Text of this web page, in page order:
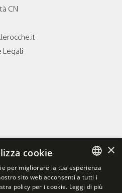
CN
Legali
ITALIAN
×
cookie
per migliorare la tua esperienza
sito web acconsenti a tutti i
policy per i cookie. Leggi di più